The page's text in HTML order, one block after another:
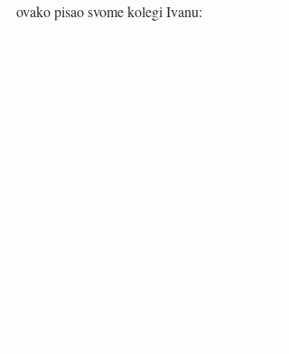
ovako pisao svome kolegi Ivanu: